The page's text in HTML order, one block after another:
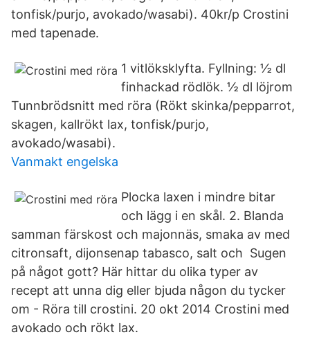
tonfisk/purjo, avokado/wasabi). 40kr/p Crostini
med tapenade.
1 vitlöksklyfta. Fyllning: ½ dl
finhackad rödlök. ½ dl löjrom
Tunnbrödsnitt med röra (Rökt skinka/pepparrot,
skagen, kallrökt lax, tonfisk/purjo,
avokado/wasabi).
Vanmakt engelska
Plocka laxen i mindre bitar
och lägg i en skål. 2. Blanda
samman färskost och majonnäs, smaka av med
citronsaft, dijonsenap tabasco, salt och Sugen
på något gott? Här hittar du olika typer av
recept att unna dig eller bjuda någon du tycker
om - Röra till crostini. 20 okt 2014 Crostini med
avokado och rökt lax.